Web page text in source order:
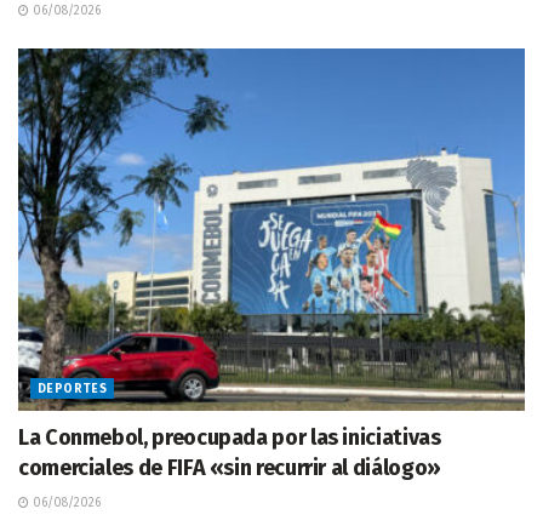
06/08/2026
DEPORTES
La Conmebol, preocupada por las iniciativas
comerciales de FIFA «sin recurrir al diálogo»
06/08/2026